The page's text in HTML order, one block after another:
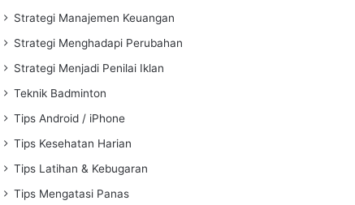
Strategi Manajemen Keuangan
Strategi Menghadapi Perubahan
Strategi Menjadi Penilai Iklan
Teknik Badminton
Tips Android / iPhone
Tips Kesehatan Harian
Tips Latihan & Kebugaran
Tips Mengatasi Panas